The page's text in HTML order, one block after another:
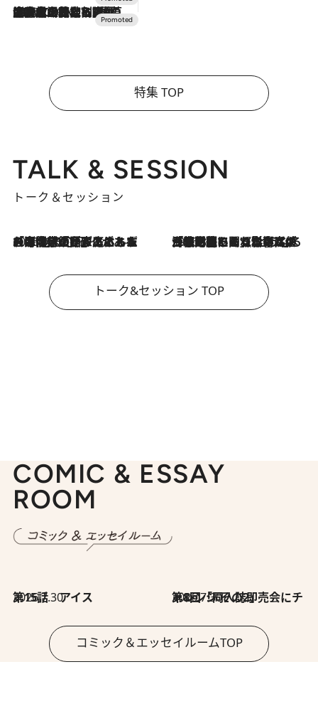
2026.7.10
NEW OPEN！【界 草津】名湯の地に誕生。趣の異なる2種の温泉と上州ならではの会席・蕎麦割烹など美食を味わう究極の癒やし旅
特集 TOP
TALK & SESSION
トーク＆セッション
2026.8.3
「今後値上げがあるとすれば…」「リスクがあるのは今年の冬」エネルギー専門家が語る、ホルムズ海峡封鎖が家庭にもたらす“ある心配” 2026.8.3
「住宅建てられない…」「サーチャージ料の高値が続いている」ホルムズ海峡封鎖による影響はいつまで続く？《エネルギー専門家に聞く“どうなる日本の暮らし”》
トーク&セッション TOP
COMIC & ESSAY
ROOM
2026.7.30
第15話 アイス 2026.7.30
第8回「同人誌即売会にチャレンジ その2」
コミック＆エッセイルームTOP